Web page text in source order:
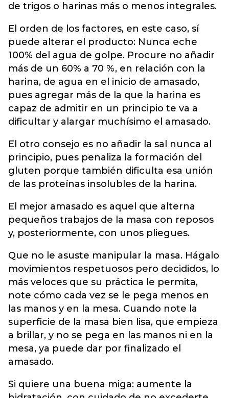
de trigos o harinas más o menos integrales.
El orden de los factores, en este caso, sí
puede alterar el producto: Nunca eche
100% del agua de golpe. Procure no añadir
más de un 60% a 70 %, en relación con la
harina, de agua en el inicio de amasado,
pues agregar más de la que la harina es
capaz de admitir en un principio te va a
dificultar y alargar muchísimo el amasado.
El otro consejo es no añadir la sal nunca al
principio, pues penaliza la formación del
gluten porque también dificulta esa unión
de las proteínas insolubles de la harina.
El mejor amasado es aquel que alterna
pequeños trabajos de la masa con reposos
y, posteriormente, con unos pliegues.
Que no le asuste manipular la masa. Hágalo
movimientos respetuosos pero decididos, lo
más veloces que su práctica le permita,
note cómo cada vez se le pega menos en
las manos y en la mesa. Cuando note la
superficie de la masa bien lisa, que empieza
a brillar, y no se pega en las manos ni en la
mesa, ya puede dar por finalizado el
amasado.
Si quiere una buena miga: aumente la